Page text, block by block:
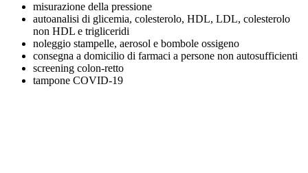
misurazione della pressione
autoanalisi di glicemia, colesterolo, HDL, LDL, colesterolo
non HDL e trigliceridi
noleggio stampelle, aerosol e bombole ossigeno
consegna a domicilio di farmaci a persone non autosufficienti
screening colon-retto
tampone COVID-19